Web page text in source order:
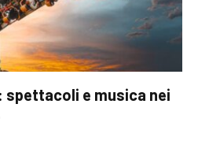
spettacoli e musica nei